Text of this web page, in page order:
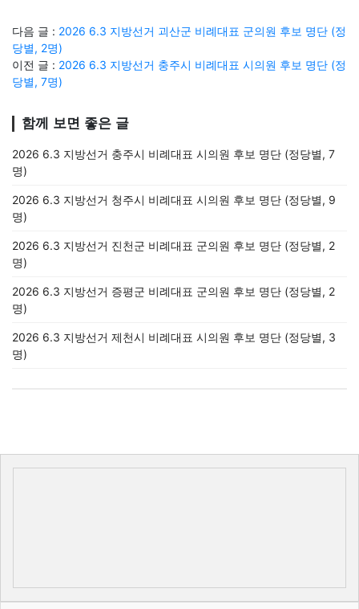
다음 글 : 2026 6.3 지방선거 괴산군 비례대표 군의원 후보 명단 (정
당별, 2명)
이전 글 : 2026 6.3 지방선거 충주시 비례대표 시의원 후보 명단 (정
당별, 7명)
함께 보면 좋은 글
2026 6.3 지방선거 충주시 비례대표 시의원 후보 명단 (정당별, 7
명)
2026 6.3 지방선거 청주시 비례대표 시의원 후보 명단 (정당별, 9
명)
2026 6.3 지방선거 진천군 비례대표 군의원 후보 명단 (정당별, 2
명)
2026 6.3 지방선거 증평군 비례대표 군의원 후보 명단 (정당별, 2
명)
2026 6.3 지방선거 제천시 비례대표 시의원 후보 명단 (정당별, 3
명)